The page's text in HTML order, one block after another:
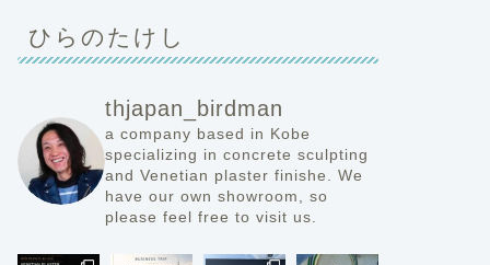
ひらのたけし
thjapan_birdman
a company based in Kobe
specializing in concrete sculpting
and Venetian plaster finishe. We
have our own showroom, so
please feel free to visit us.